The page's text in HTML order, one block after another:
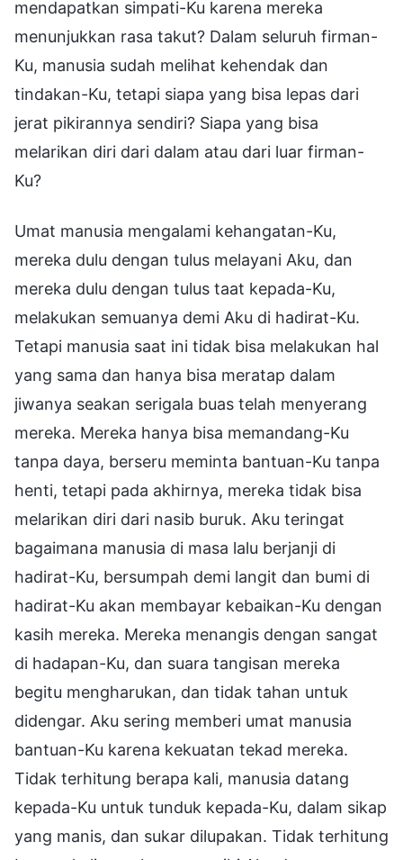
mendapatkan simpati-Ku karena mereka
menunjukkan rasa takut? Dalam seluruh firman-
Ku, manusia sudah melihat kehendak dan
tindakan-Ku, tetapi siapa yang bisa lepas dari
jerat pikirannya sendiri? Siapa yang bisa
melarikan diri dari dalam atau dari luar firman-
Ku?
Umat manusia mengalami kehangatan-Ku,
mereka dulu dengan tulus melayani Aku, dan
mereka dulu dengan tulus taat kepada-Ku,
melakukan semuanya demi Aku di hadirat-Ku.
Tetapi manusia saat ini tidak bisa melakukan hal
yang sama dan hanya bisa meratap dalam
jiwanya seakan serigala buas telah menyerang
mereka. Mereka hanya bisa memandang-Ku
tanpa daya, berseru meminta bantuan-Ku tanpa
henti, tetapi pada akhirnya, mereka tidak bisa
melarikan diri dari nasib buruk. Aku teringat
bagaimana manusia di masa lalu berjanji di
hadirat-Ku, bersumpah demi langit dan bumi di
hadirat-Ku akan membayar kebaikan-Ku dengan
kasih mereka. Mereka menangis dengan sangat
di hadapan-Ku, dan suara tangisan mereka
begitu mengharukan, dan tidak tahan untuk
didengar. Aku sering memberi umat manusia
bantuan-Ku karena kekuatan tekad mereka.
Tidak terhitung berapa kali, manusia datang
kepada-Ku untuk tunduk kepada-Ku, dalam sikap
yang manis, dan sukar dilupakan. Tidak terhitung